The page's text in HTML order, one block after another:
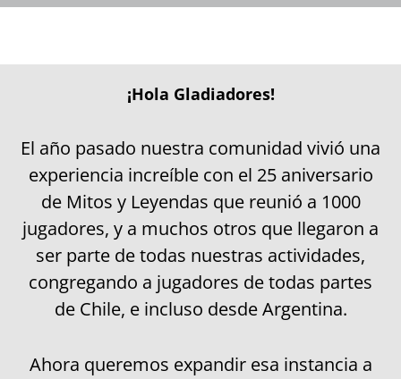
¡Hola Gladiadores!
El año pasado nuestra comunidad vivió una
experiencia increíble con el 25 aniversario
de Mitos y Leyendas que reunió a 1000
jugadores, y a muchos otros que llegaron a
ser parte de todas nuestras actividades,
congregando a jugadores de todas partes
de Chile, e incluso desde Argentina.
Ahora queremos expandir esa instancia a